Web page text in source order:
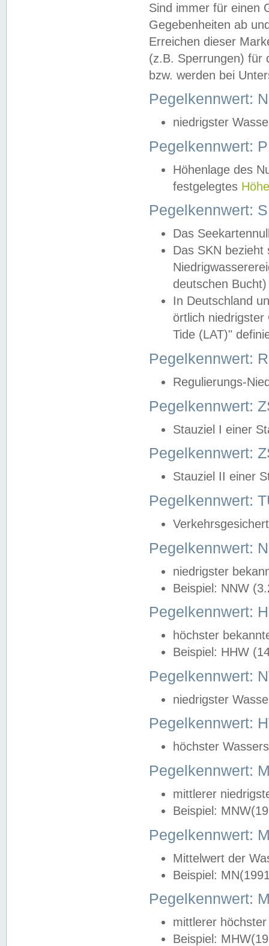
Sind immer für einen
Gegebenheiten ab
Erreichen dieser
(z.B. Sperrungen) für
bzw. werden bei
Pegelkennwert:
niedrigster
Pegelkennwert:
Höhenlage des
festgelegtes
Pegelkennwert:
Das
Das SKN
deutschen
In Deutschland
örtlich
Tide (LAT)"
Pegelkennwert:
Regulierungs-
Pegelkennwert:
Stauziel I einer
Pegelkennwert:
Stauziel II einer
Pegelkennwert:
Pegelkennwert:
niedrigster
Beispiel: NNW
Pegelkennwert:
höchster
Beispiel: HHW
Pegelkennwert:
niedrigster
Pegelkennwert:
höchster
Pegelkennwert:
mittlerer
Beispiel:
Pegelkennwert:
Mittelwert der
Beispiel:
Pegelkennwert:
mittlerer
Beispiel: